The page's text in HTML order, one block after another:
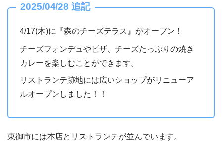
2025/04/28 追記
4/17(木)に『森のチーズテラス』がオープン！
チーズフォンデュやピザ、チーズたっぷりの焼き
カレーを楽しむことができます。
リストランテ跡地には広いショップがリニューア
ルオープンしました！！
東御市には本店とリストランテが並んでいます。